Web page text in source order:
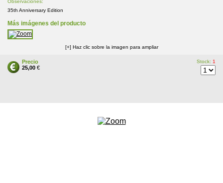
Observaciónes:
35th Anniversary Edition
Más imágenes del producto
[+] Haz clic sobre la imagen para ampliar
Precio
25,00 €
Stock: 1